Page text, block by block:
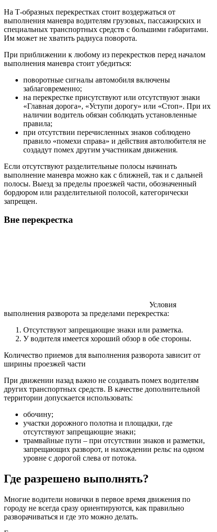
На Т-образных перекрестках стоит воздержаться от
выполнения маневра водителям грузовых, пассажирских и
специальных транспортных средств с большими габаритами.
Им может не хватить радиуса поворота.
При приближении к любому из перекрестков перед началом
выполнения маневра стоит убедиться:
поворотные сигналы автомобиля включены
заблаговременно;
на перекрестке присутствуют или отсутствуют знаки
«Главная дорога», «Уступи дорогу» или «Стоп». При их
наличии водитель обязан соблюдать установленные
правила;
при отсутствии перечисленных знаков соблюдено
правило «помехи справа» и действия автолюбителя не
создадут помех другим участникам движения.
Если отсутствуют разделительные полосы начинать
выполнение маневра можно как с ближней, так и с дальней
полосы. Выезд за пределы проезжей части, обозначенный
бордюром или разделительной полосой, категорически
запрещен.
Вне перекрестка
Условия
выполнения разворота за пределами перекрестка:
Отсутствуют запрещающие знаки или разметка.
У водителя имеется хороший обзор в обе стороны.
Количество приемов для выполнения разворота зависит от
ширины проезжей части
При движении назад важно не создавать помех водителям
других транспортных средств. В качестве дополнительной
территории допускается использовать:
обочину;
участки дорожного полотна и площадки, где
отсутствуют запрещающие знаки;
трамвайные пути – при отсутствии знаков и разметки,
запрещающих разворот, и нахождении рельс на одном
уровне с дорогой слева от потока.
Где разрешено выполнять?
Многие водители новички в первое время движения по
городу не всегда сразу ориентируются, как правильно
разворачиваться и где это можно делать.